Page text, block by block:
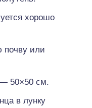
хорошо
почву или
— 50×50 см.
в лунку